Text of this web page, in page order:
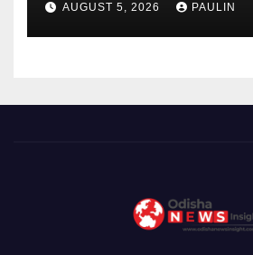
AUGUST 5, 2026 PAULIN